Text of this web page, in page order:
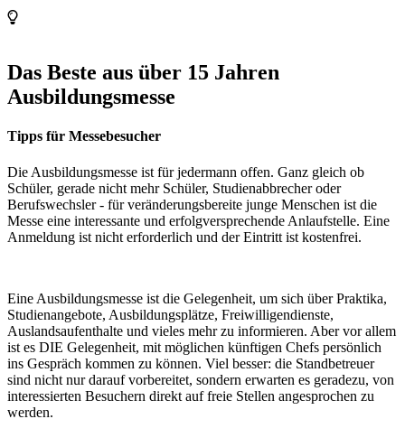
Das Beste aus über 15 Jahren
Ausbildungsmesse
Tipps für Messebesucher
Die Ausbildungsmesse ist für jedermann offen. Ganz gleich ob
Schüler, gerade nicht mehr Schüler, Studienabbrecher oder
Berufswechsler - für veränderungsbereite junge Menschen ist die
Messe eine interessante und erfolgversprechende Anlaufstelle. Eine
Anmeldung ist nicht erforderlich und der Eintritt ist kostenfrei.
Eine Ausbildungsmesse ist die Gelegenheit, um sich über Praktika,
Studienangebote, Ausbildungsplätze, Freiwilligendienste,
Auslandsaufenthalte und vieles mehr zu informieren. Aber vor allem
ist es DIE Gelegenheit, mit möglichen künftigen Chefs persönlich
ins Gespräch kommen zu können. Viel besser: die Standbetreuer
sind nicht nur darauf vorbereitet, sondern erwarten es geradezu, von
interessierten Besuchern direkt auf freie Stellen angesprochen zu
werden.